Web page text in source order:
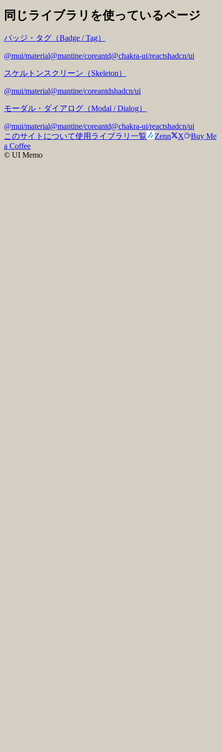
同じライブラリを使っているページ
バッジ・タグ（Badge / Tag）
@mui/material@mantine/coreantd@chakra-ui/reactshadcn/ui
スケルトンスクリーン（Skeleton）
@mui/material@mantine/coreantdshadcn/ui
モーダル・ダイアログ（Modal / Dialog）
@mui/material@mantine/coreantd@chakra-ui/reactshadcn/ui
このサイトについて使用ライブラリ一覧 Zenn X
Buy Me
a Coffee
© UI Memo